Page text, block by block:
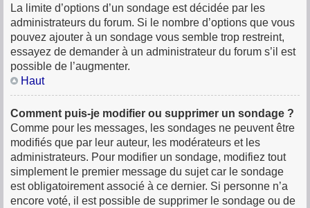
La limite d’options d’un sondage est décidée par les
administrateurs du forum. Si le nombre d’options que vous
pouvez ajouter à un sondage vous semble trop restreint,
essayez de demander à un administrateur du forum s’il est
possible de l’augmenter.
Haut
Comment puis-je modifier ou supprimer un sondage ?
Comme pour les messages, les sondages ne peuvent être
modifiés que par leur auteur, les modérateurs et les
administrateurs. Pour modifier un sondage, modifiez tout
simplement le premier message du sujet car le sondage
est obligatoirement associé à ce dernier. Si personne n’a
encore voté, il est possible de supprimer le sondage ou de